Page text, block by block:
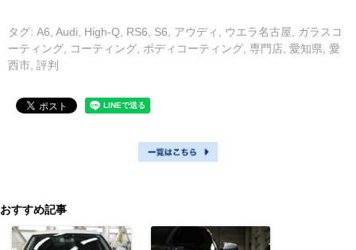
タグ: A6 Audi High-Q RS6 S6 アウディ ウエラ名古屋
ガラスコ
ーティング
コーティング ボディコーティング 専門店 愛知県 愛
西市 評判
おすすめ記事